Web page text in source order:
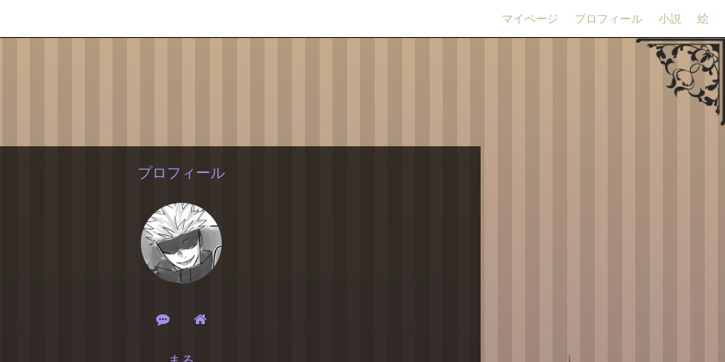
マイページ プロフィール 小説 絵
プロフィール